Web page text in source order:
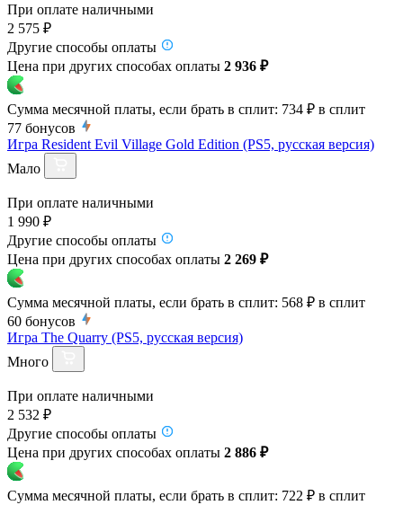
При оплате наличными
2 575 ₽
Другие способы оплаты
Цена при других способах оплаты 2 936 ₽
Сумма месячной платы, если брать в сплит: 734 ₽ в сплит
77 бонусов
Игра Resident Evil Village Gold Edition (PS5, русская версия)
Мало
При оплате наличными
1 990 ₽
Другие способы оплаты
Цена при других способах оплаты 2 269 ₽
Сумма месячной платы, если брать в сплит: 568 ₽ в сплит
60 бонусов
Игра The Quarry (PS5, русская версия)
Много
При оплате наличными
2 532 ₽
Другие способы оплаты
Цена при других способах оплаты 2 886 ₽
Сумма месячной платы, если брать в сплит: 722 ₽ в сплит